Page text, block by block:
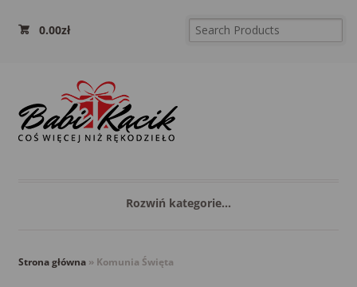
0.00zł
Rozwiń kategorie...
Strona główna» Komunia Święta